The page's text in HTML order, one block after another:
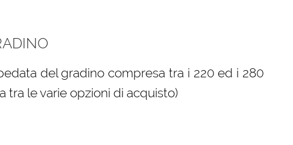
del gradino compresa tra i 220 ed i 280
tra le varie opzioni di acquisto)